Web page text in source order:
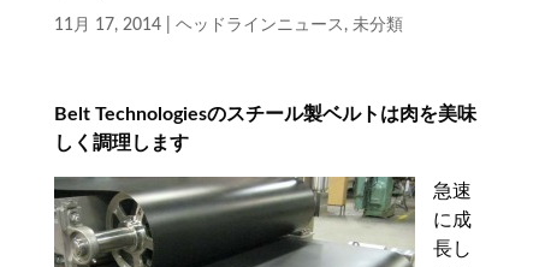
11月 17, 2014| ヘッドラインニュース , 未分類
Belt Technologiesのスチール製ベルトは肉を美味
しく調理します
急速
に成
長し